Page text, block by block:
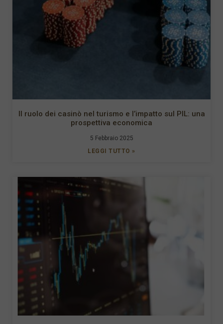
Il ruolo dei casinò nel turismo e l’impatto sul PIL: una
prospettiva economica
5 Febbraio 2025
LEGGI TUTTO »